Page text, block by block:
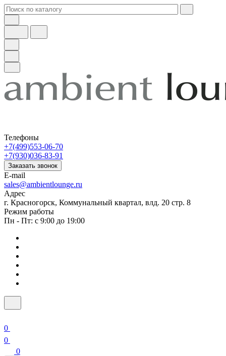
Телефоны
+7(499)553-06-70
+7(930)036-83-91
Заказать звонок
E-mail
sales@ambientlounge.ru
Адрес
г. Красногорск, Коммунальный квартал, влд. 20 стр. 8
Режим работы
Пн - Пт: с 9:00 до 19:00
0
0
0